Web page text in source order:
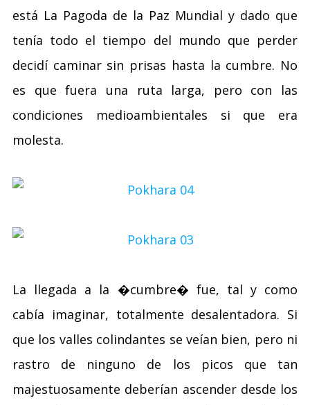
está La Pagoda de la Paz Mundial y dado que
tenía todo el tiempo del mundo que perder
decidí caminar sin prisas hasta la cumbre. No
es que fuera una ruta larga, pero con las
condiciones medioambientales si que era
molesta.
La llegada a la �cumbre� fue, tal y como
cabía imaginar, totalmente desalentadora. Si
que los valles colindantes se veían bien, pero ni
rastro de ninguno de los picos que tan
majestuosamente deberían ascender desde los